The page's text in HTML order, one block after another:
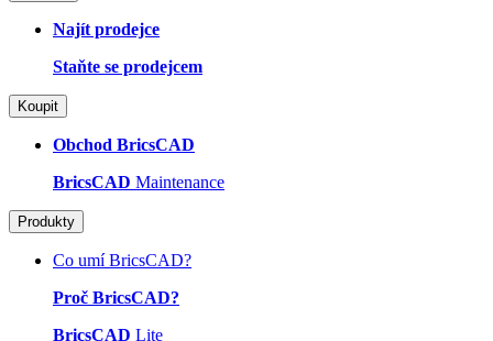
Najít prodejce
Staňte se prodejcem
Koupit
Obchod BricsCAD
BricsCAD Maintenance
Produkty
Co umí BricsCAD?
Proč BricsCAD?
BricsCAD Lite